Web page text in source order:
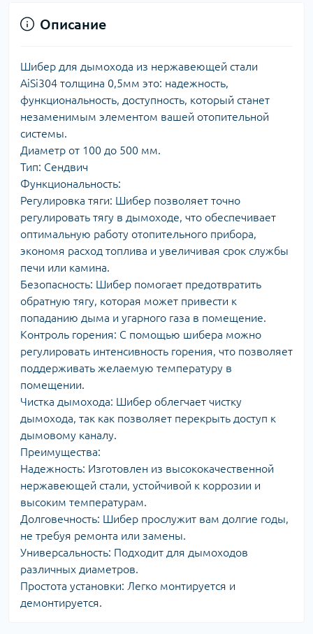
Описание
Шибер для дымохода из нержавеющей стали
AiSi304 толщина 0,5мм это: надежность,
функциональность, доступность, который станет
незаменимым элементом вашей отопительной
системы.
Диаметр от 100 до 500 мм.
Тип: Сендвич
Функциональность:
Регулировка тяги: Шибер позволяет точно
регулировать тягу в дымоходе, что обеспечивает
оптимальную работу отопительного прибора,
экономя расход топлива и увеличивая срок службы
печи или камина.
Безопасность: Шибер помогает предотвратить
обратную тягу, которая может привести к
попаданию дыма и угарного газа в помещение.
Контроль горения: С помощью шибера можно
регулировать интенсивность горения, что позволяет
поддерживать желаемую температуру в
помещении.
Чистка дымохода: Шибер облегчает чистку
дымохода, так как позволяет перекрыть доступ к
дымовому каналу.
Преимущества:
Надежность: Изготовлен из высококачественной
нержавеющей стали, устойчивой к коррозии и
высоким температурам.
Долговечность: Шибер прослужит вам долгие годы,
не требуя ремонта или замены.
Универсальность: Подходит для дымоходов
различных диаметров.
Простота установки: Легко монтируется и
демонтируется.